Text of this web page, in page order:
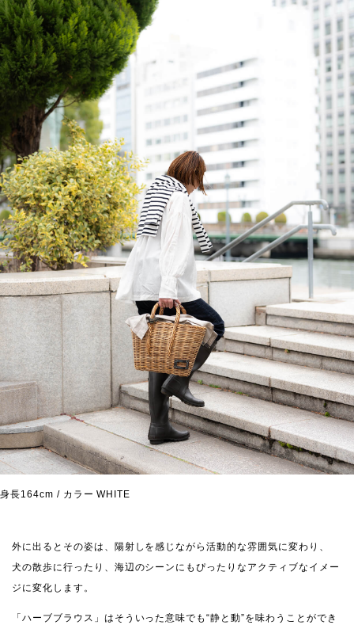
身長164cm / カラー WHITE
外に出るとその姿は、陽射しを感じながら活動的な雰囲気に変わり、
犬の散歩に行ったり、海辺のシーンにもぴったりなアクティブなイメー
ジに変化します。
「ハーブブラウス」はそういった意味でも“静と動”を味わうことができ